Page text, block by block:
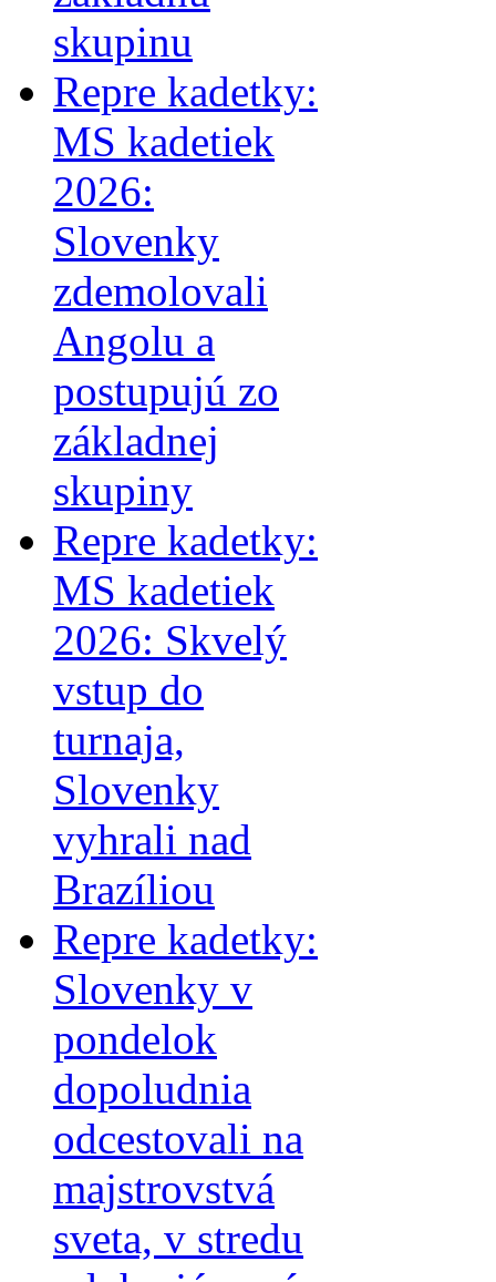
skupinu
Repre kadetky:
MS kadetiek
2026:
Slovenky
zdemolovali
Angolu a
postupujú zo
základnej
skupiny
Repre kadetky:
MS kadetiek
2026: Skvelý
vstup do
turnaja,
Slovenky
vyhrali nad
Brazíliou
Repre kadetky:
Slovenky v
pondelok
dopoludnia
odcestovali na
majstrovstvá
sveta, v stredu